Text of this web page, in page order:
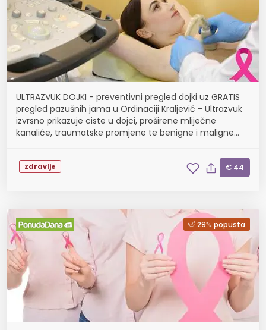
ULTRAZVUK DOJKI - preventivni pregled dojki uz GRATIS
pregled pazušnih jama u Ordinaciji Kraljević - Ultrazvuk
izvrsno prikazuje ciste u dojci, proširene mliječne
kanaliće, traumatske promjene te benigne i maligne
Zdravlje € 44
29% popusta